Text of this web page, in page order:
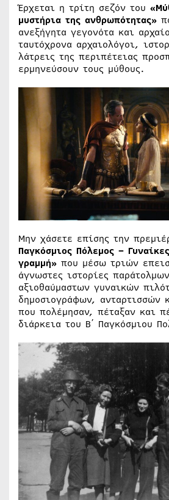
Έρχεται η τρίτη σεζόν του
μυστήρια της ανθρωπότητας»
ανεξήγητα γεγονότα και
ταυτόχρονα αρχαιολόγοι,
λάτρεις της περιπέτειας
ερμηνεύσουν τους μύθους.
Μην χάσετε επίσης την
Παγκόσμιος Πόλεμος –
γραμμή» που μέσω τριών
άγνωστες ιστορίες
αξιοθαύμαστων γυναικών
δημοσιογράφων, ανταρτισσών
που πολέμησαν, πέταξαν και
διάρκεια του Β΄ Παγκόσμιου